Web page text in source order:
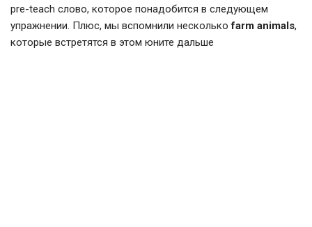
pre-teach слово, которое понадобится в следующем
упражнении. Плюс, мы вспомнили несколькоfarm animals,
которые встретятся в этом юните дальше